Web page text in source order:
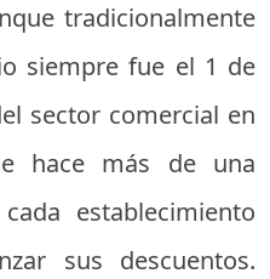
tradicionalmente
siempre fue el 1 de
sector comercial en
hace más de una
establecimiento
sus descuentos.